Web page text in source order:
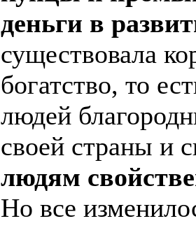
деньги в
существовала
богатство, то
людей
своей страны и
людям
Но все